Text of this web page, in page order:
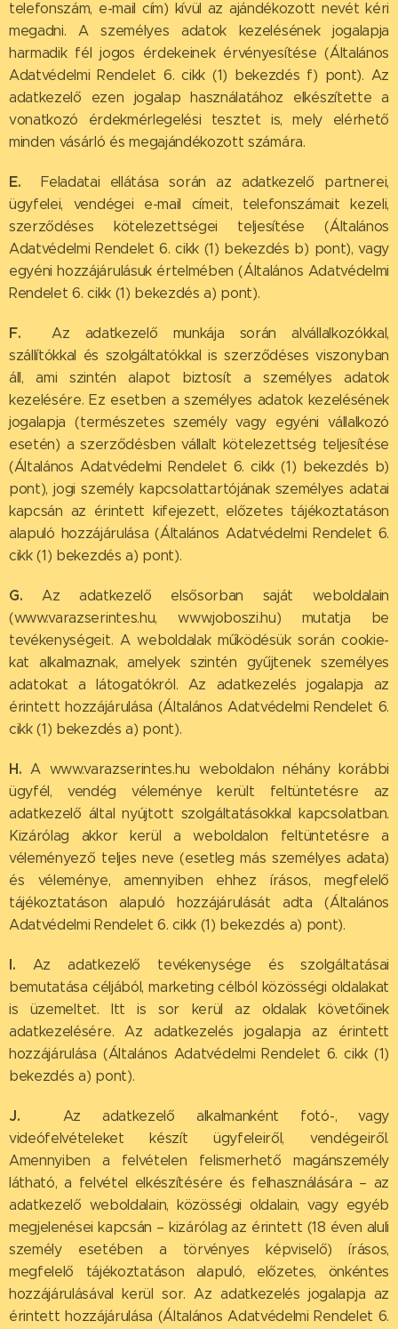
telefonszám, e-mail cím) kívül az ajándékozott nevét kéri
megadni. A személyes adatok kezelésének jogalapja
harmadik fél jogos érdekeinek érvényesítése (Általános
Adatvédelmi Rendelet 6. cikk (1) bekezdés f) pont). Az
adatkezelő ezen jogalap használatához elkészítette a
vonatkozó érdekmérlegelési tesztet is, mely elérhető
minden vásárló és megajándékozott számára.
E. Feladatai ellátása során az adatkezelő partnerei,
ügyfelei, vendégei e-mail címeit, telefonszámait kezeli,
szerződéses kötelezettségei teljesítése (Általános
Adatvédelmi Rendelet 6. cikk (1) bekezdés b) pont), vagy
egyéni hozzájárulásuk értelmében (Általános Adatvédelmi
Rendelet 6. cikk (1) bekezdés a) pont).
F. Az adatkezelő munkája során alvállalkozókkal,
szállítókkal és szolgáltatókkal is szerződéses viszonyban
áll, ami szintén alapot biztosít a személyes adatok
kezelésére. Ez esetben a személyes adatok kezelésének
jogalapja (természetes személy vagy egyéni vállalkozó
esetén) a szerződésben vállalt kötelezettség teljesítése
(Általános Adatvédelmi Rendelet 6. cikk (1) bekezdés b)
pont), jogi személy kapcsolattartójának személyes adatai
kapcsán az érintett kifejezett, előzetes tájékoztatáson
alapuló hozzájárulása (Általános Adatvédelmi Rendelet 6.
cikk (1) bekezdés a) pont).
G. Az adatkezelő elsősorban saját weboldalain
(www.varazserintes.hu, www.joboszi.hu) mutatja be
tevékenységeit. A weboldalak működésük során cookie-
kat alkalmaznak, amelyek szintén gyűjtenek személyes
adatokat a látogatókról. Az adatkezelés jogalapja az
érintett hozzájárulása (Általános Adatvédelmi Rendelet 6.
cikk (1) bekezdés a) pont).
H. A www.varazserintes.hu weboldalon néhány korábbi
ügyfél, vendég véleménye került feltüntetésre az
adatkezelő által nyújtott szolgáltatásokkal kapcsolatban.
Kizárólag akkor kerül a weboldalon feltüntetésre a
véleményező teljes neve (esetleg más személyes adata)
és véleménye, amennyiben ehhez írásos, megfelelő
tájékoztatáson alapuló hozzájárulását adta (Általános
Adatvédelmi Rendelet 6. cikk (1) bekezdés a) pont).
I. Az adatkezelő tevékenysége és szolgáltatásai
bemutatása céljából, marketing célból közösségi oldalakat
is üzemeltet. Itt is sor kerül az oldalak követőinek
adatkezelésére. Az adatkezelés jogalapja az érintett
hozzájárulása (Általános Adatvédelmi Rendelet 6. cikk (1)
bekezdés a) pont).
J. Az adatkezelő alkalmanként fotó-, vagy
videófelvételeket készít ügyfeleiről, vendégeiről.
Amennyiben a felvételen felismerhető magánszemély
látható, a felvétel elkészítésére és felhasználására – az
adatkezelő weboldalain, közösségi oldalain, vagy egyéb
megjelenései kapcsán – kizárólag az érintett (18 éven aluli
személy esetében a törvényes képviselő) írásos,
megfelelő tájékoztatáson alapuló, előzetes, önkéntes
hozzájárulásával kerül sor. Az adatkezelés jogalapja az
érintett hozzájárulása (Általános Adatvédelmi Rendelet 6.